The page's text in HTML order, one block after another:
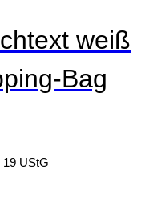
weiß
Bag
UStG